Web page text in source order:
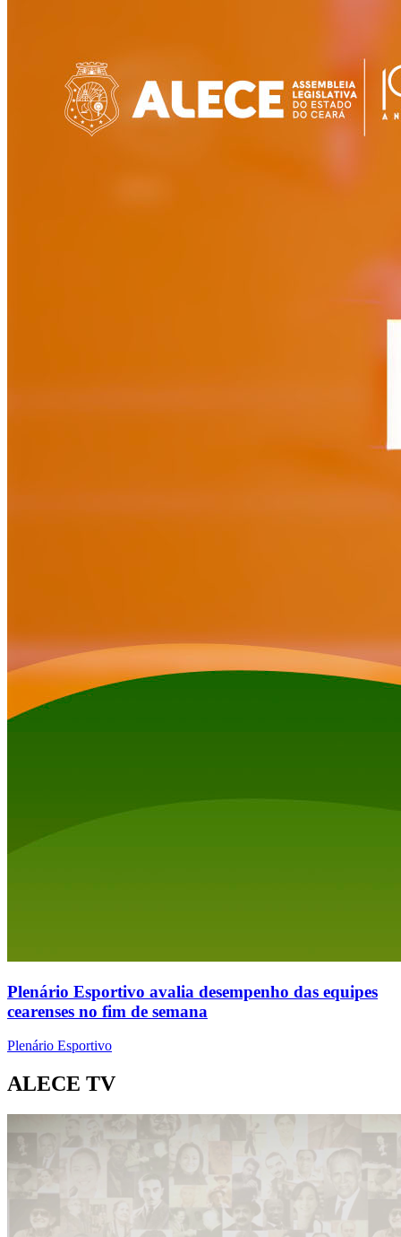
Plenário Esportivo avalia desempenho das equipes
cearenses no fim de semana
Plenário Esportivo
ALECE TV